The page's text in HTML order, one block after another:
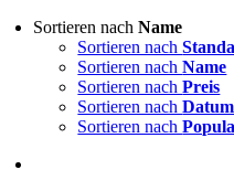
Sortieren nachName
Sortieren nach
Sortieren nachName
Sortieren nachPreis
Sortieren nachDatum
Sortieren nach